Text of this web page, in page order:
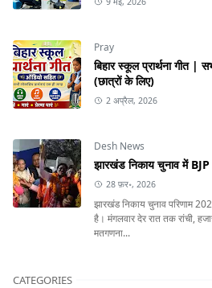
Pray
बिहार स्कूल प्रार्थना गीत |
(छात्रों के लिए)
2 अप्रैल, 2026
Desh News
झारखंड निकाय चुनाव में
28 फ़र॰, 2026
झारखंड निकाय चुनाव परिणाम
है। मंगलवार देर रात तक रांची,
मतगणना...
CATEGORIES